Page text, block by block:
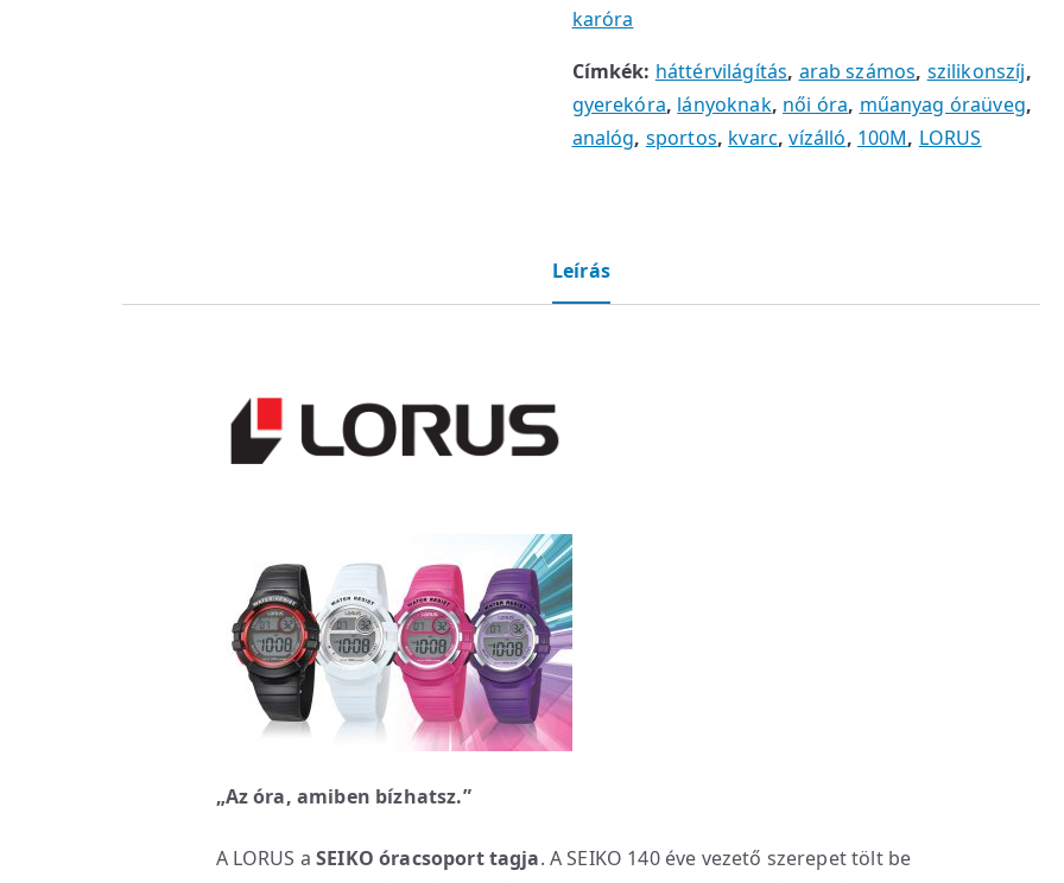
karóra
Címkék: háttérvilágítás, arab számos, szilikonszíj,
gyerekóra, lányoknak, női óra, műanyag óraüveg,
analóg, sportos, kvarc,vízálló, 100M, LORUS
Leírás
„Az óra, amiben bízhatsz.”
A LORUS aSEIKO óracsoport tagja. A SEIKO 140 éve vezető szerepet tölt be